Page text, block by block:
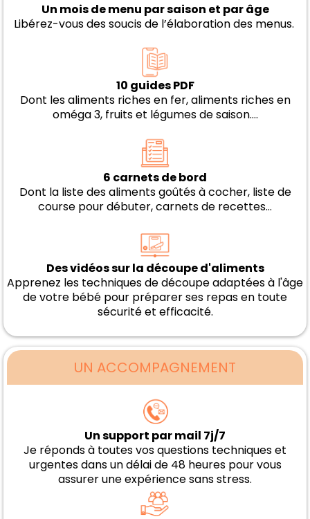
Un mois de menu par saison et par âge
Libérez-vous des soucis de l’élaboration des menus. ​
10 guides PDF
Dont les aliments riches en fer, aliments riches en
oméga 3, fruits et légumes de saison….
6 carnets de bord
Dont la liste des aliments goûtés à cocher, liste de
course pour débuter, carnets de recettes…
Des vidéos sur la découpe d'aliments
Apprenez les techniques de découpe adaptées à l'âge
de votre bébé pour préparer ses repas en toute
sécurité et efficacité.
UN ACCOMPAGNEMENT
Un support par mail 7j/7
Je réponds à toutes vos questions techniques et
urgentes dans un délai de 48 heures pour vous
assurer une expérience sans stress.